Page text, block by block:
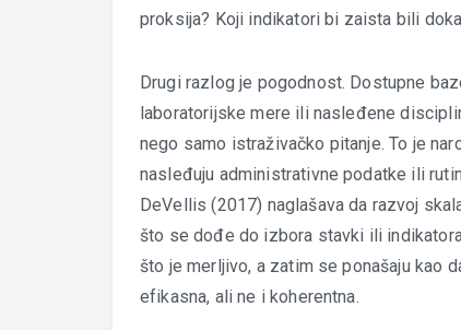
proksija? Koji indikatori bi zaista bili
Drugi razlog je pogodnost. Dostupne
laboratorijske mere ili nasleđene
nego samo istraživačko pitanje. To je
nasleđuju administrativne podatke ili
DeVellis (2017) naglašava da razvoj
što se dođe do izbora stavki ili
što je merljivo, a zatim se ponašaju kao
efikasna, ali ne i koherentna.